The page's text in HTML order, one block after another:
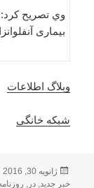
وي تصريح
بيماری
وبلاگ اطلاعات
شبکه خانگی
ارسال
شده
ژانویه 30, 2016
خبر جدید,در,